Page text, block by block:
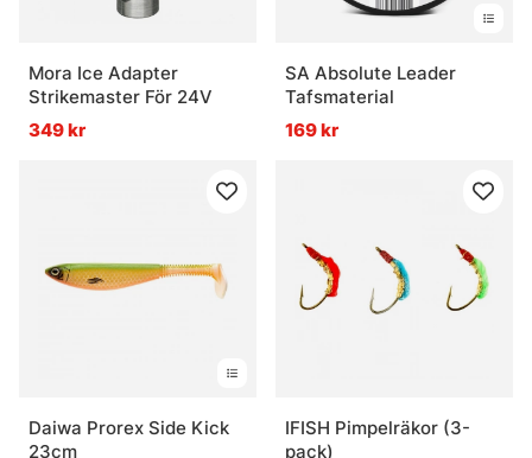
Mora Ice Adapter
Strikemaster För 24V
349 kr
SA Absolute Leader
Tafsmaterial
169 kr
Daiwa Prorex Side Kick
23cm
IFISH Pimpelräkor (3-
pack)